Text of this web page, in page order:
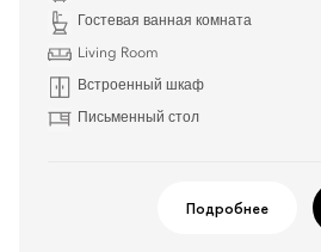
Гостевая ванная комната
Living Room
Встроенный шкаф
Письменный стол
Подробнее